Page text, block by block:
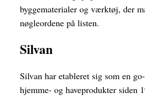
byggematerialer og værktøj, der
nøgleordene på listen.
Silvan
Silvan har etableret sig som en
hjemme- og haveprodukter siden